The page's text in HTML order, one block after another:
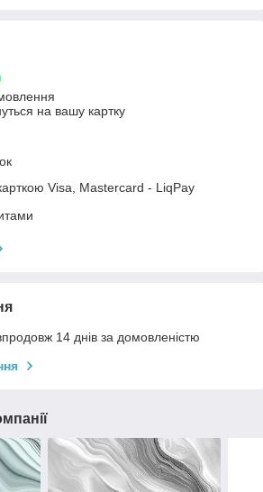
на вашу картку
Visa, Mastercard - LiqPay
14 днів за домовленістю